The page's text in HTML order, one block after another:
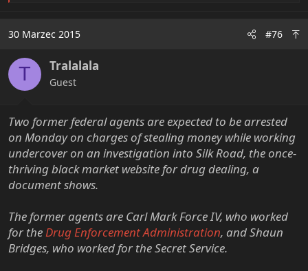
t
o
s
30 Marzec 2015 #76
T Tralalala
Guest
Two former federal agents are expected to be arrested
on Monday on charges of stealing money while working
undercover on an investigation into Silk Road, the once-
thriving black market website for drug dealing, a
document shows.
The former agents are Carl Mark Force IV, who worked
for theDrug Enforcement Administration, and Shaun
Bridges, who worked for the Secret Service.